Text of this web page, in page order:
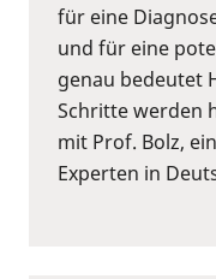
für eine
und für eine
genau bedeutet
Schritte werden
mit Prof. Bolz,
Experten in